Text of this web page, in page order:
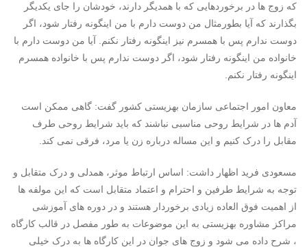
که زوج ها در برخوردهایی که با همدیگر دارند، خودشان را جای یکدیگر
بگذارند که آیا بطورمثال من دوست دارم با من اینگونه رفتار شود، اگر
دوست ندارم پس با همسرم نیز اینگونه رفتار نکنم. آیا من دوست دارم با
خانواده من اینگونه رفتار شود، اگر دوست ندارم پس با خانواده همسرم
اینگونه رفتار نکنم.
معاون امور اجتماعی سازمان بهزیستی کشور گفت: گاهی ممکن است
آدم ها در شرایط روحی مناسبی نباشند که باید شرایط روحی طرف
مقابل را درک کنیم و این مساله درباره زن یا مرد، فرقی نمی کند.
مسعودی فرید اظهار داشت: اساس ارتباط موثر، همدلی و درک متقابل و
توجه به شرایط طرفین و احترام و اعتماد متقابل است که این مولفه ها
از اهمیت فوق العاده زیادی برخوردار هستند و در دوره های آموزشی
مراکز مشاوره بهزیستی به این موضوعات به طور مفصل در قالب کارگاه
، شرح داده می شود و زوج های جوان در این کارگاه ها به درک خیلی